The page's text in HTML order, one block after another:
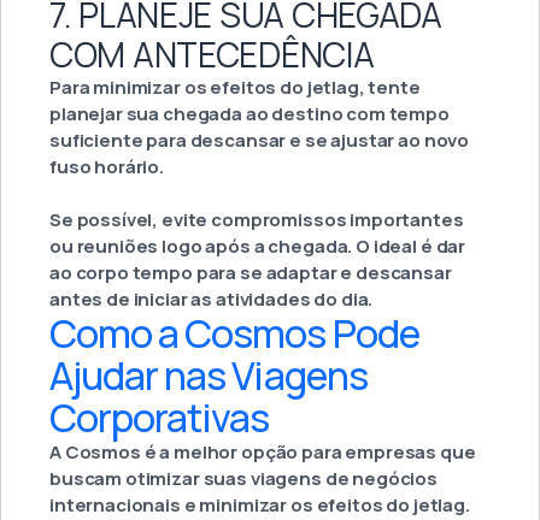
7. PLANEJE SUA CHEGADA
COM ANTECEDÊNCIA
Para minimizar os efeitos do jetlag, tente
planejar sua chegada ao destino com tempo
suficiente para descansar e se ajustar ao novo
fuso horário.
Se possível, evite compromissos importantes
ou reuniões logo após a chegada. O ideal é dar
ao corpo tempo para se adaptar e descansar
antes de iniciar as atividades do dia.
Como a Cosmos Pode
Ajudar nas Viagens
Corporativas
A Cosmos é a melhor opção para empresas que
buscam otimizar suas viagens de negócios
internacionais e minimizar os efeitos do jetlag.